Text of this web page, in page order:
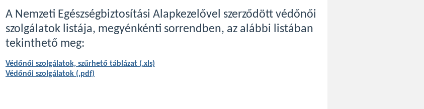
A Nemzeti Egészségbiztosítási Alapkezelővel szerződött védőnői
szolgálatok listája, megyénkénti sorrendben, az alábbi listában
tekinthető meg:
Védőnői szolgálatok, szűrhető táblázat (.xls)
Védőnői szolgálatok (.pdf)